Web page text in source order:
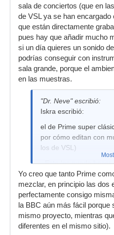
sala de conciertos (que en
de VSL ya se han
que están directamente
pues hay que añadir mucho
si un día quieres un sonido
podrías conseguir con
sala grande, porque el
en las muestras.
"Dr. Neve" escribió:
Iskra escribió:
el de Prime super
por cómo editan con
los de VSL)
¿Esto las puede hacer
Yo creo que tanto Prime
mezclar, en principio las dos
perfectamente consigo
la BBC aún más fácil porque
mismo proyecto, mientras
diferentes en el mismo sitio).